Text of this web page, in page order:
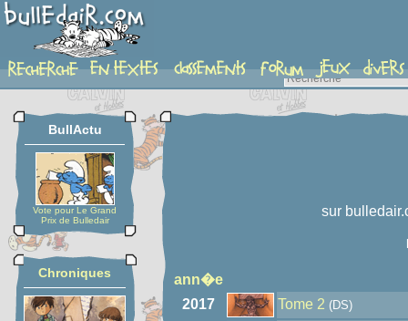
auteur
BullActu
Vote pour Le Grand
Prix de Bulledair
Chroniques
sur
ann�e
2017
Tome 2 (DS)